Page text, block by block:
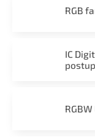
RGB
IC